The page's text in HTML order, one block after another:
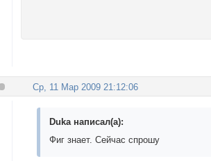
Ср, 11 Мар 2009 21:12:06
Duka написал(а):
Фиг знает. Сейчас спрошу